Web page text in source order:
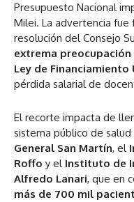
Presupuesto Nacional
Milei. La advertencia fue
resolución del Consejo
extrema
Ley de
pérdida salarial de
El recorte impacta de
sistema público de
General San Martín, el
Roffo y el Instituto de
Alfredo Lanari, que en
más de 700 mil